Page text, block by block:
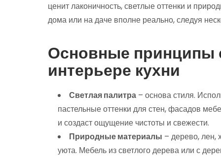
ценит лаконичность, светлые оттенки и
дома или на даче вполне реально, следуя
Основные принципы
интерьере кухни
Светлая палитра – основа стиля.
пастельные оттенки для стен, фасадов
и создаст ощущение чистоты и свежести.
Природные материалы – дерево, лен,
уюта. Мебель из светлого дерева или с